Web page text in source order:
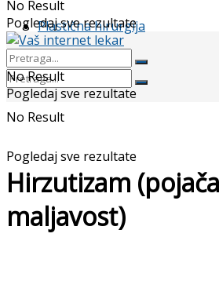
Plastična hirurgija
No Result
Pogledaj sve rezultate
No Result
Pogledaj sve rezultate
No Result
Pogledaj sve rezultate
Hirzutizam
maljavost)